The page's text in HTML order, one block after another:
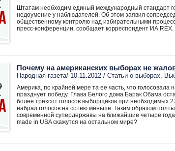
Штатам необходим единый международный стандарт
недоумение у наблюдателей. Об этом заявил
общественному контролю над избирательными
пресс-конференции, сообщает корреспондент ИА REX.
Почему на американских выборах не
Народная газета/ 10.11.2012 / Статьи о выборах,
Америка, по крайней мере та ее часть, что голосовала
празднует победу. Глава Белого дома Барак Обама
более трехсот голосов выборщиков при необходимых
набрал голосов на сотню меньше. Таким образом
современной супердержавы на ближайшие четыре
made in USA скажутся на остальном мире?